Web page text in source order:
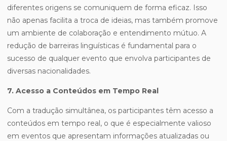
diferentes origens se comuniquem de forma eficaz. Isso
não apenas facilita a troca de ideias, mas também promove
um ambiente de colaboração e entendimento mútuo. A
redução de barreiras linguísticas é fundamental para o
sucesso de qualquer evento que envolva participantes de
diversas nacionalidades.
7. Acesso a Conteúdos em Tempo Real
Com a tradução simultânea, os participantes têm acesso a
conteúdos em tempo real, o que é especialmente valioso
em eventos que apresentam informações atualizadas ou